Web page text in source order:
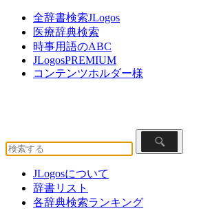
全辞書検索JLogos
医療辞典検索
時事用語のABC
JLogosPREMIUM
コンテンツホルダー様
JLogosについて
辞書リスト
各辞典検索ランキング